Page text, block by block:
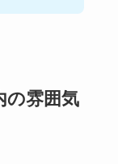
の雰囲気